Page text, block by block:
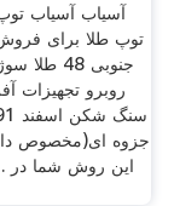
آسیاب آسیاب
توپ طلا برای
جنوبی 48
روبرو تجهیزات
جزوه ای(مخصوص
این روش شما در .